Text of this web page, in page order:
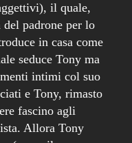
il quale,
padrone per lo
in casa come
seduce Tony ma
intimi col suo
e Tony, rimasto
fascino agli
Allora Tony